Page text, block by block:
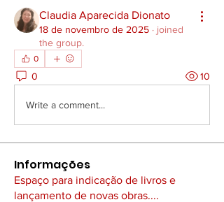
Claudia Aparecida Dionato
18 de novembro de 2025 · joined
the group.
0
0 10
Write a comment...
Informações
Espaço para indicação de livros e
lançamento de novas obras....